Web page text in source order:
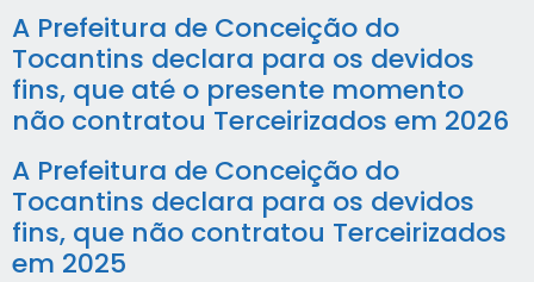
A Prefeitura de Conceição do
Tocantins declara para os devidos
fins, que até o presente momento
não contratou Terceirizados em 2026
A Prefeitura de Conceição do
Tocantins declara para os devidos
fins, que não contratou Terceirizados
em 2025